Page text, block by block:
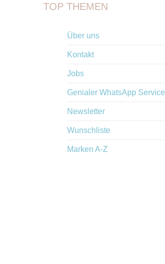
TOP THEMEN
Über uns
Kontakt
Jobs
Genialer WhatsApp Service
Newsletter
Wunschliste
Marken A-Z